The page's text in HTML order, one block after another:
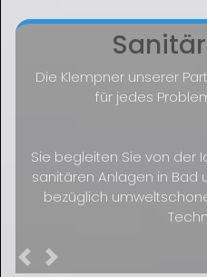
Die Klempner unserer
für jedes
Sie begleiten Sie von der
sanitären Anlagen in Bad
bezüglich
Previous